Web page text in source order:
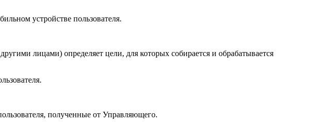
устройстве пользователя.
лицами) определяет цели, для которых собирается и обрабатывается
полученные от Управляющего.